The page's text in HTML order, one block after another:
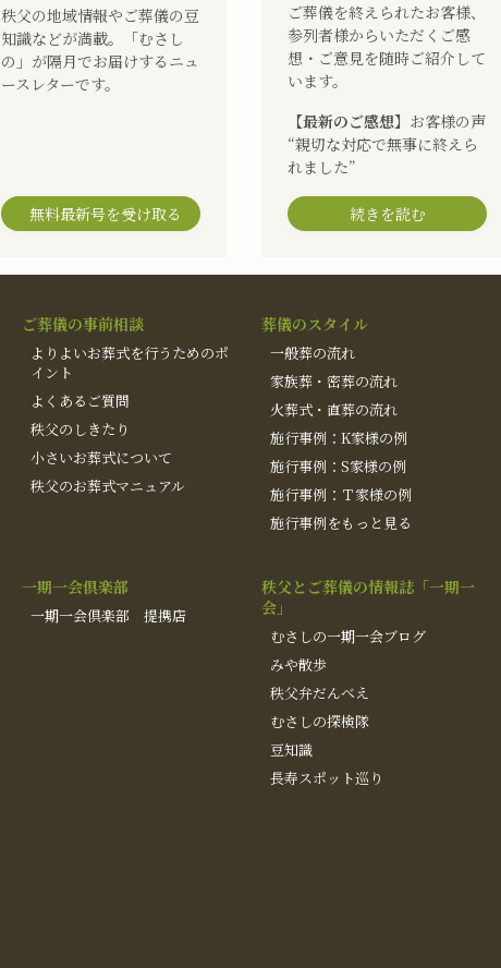
秩父の地域情報やご葬儀の豆
知識などが満載。「むさし
の」が隔月でお届けするニュ
ースレターです。
無料最新号を受け取る
ご葬儀を終えられたお客様、
参列者様からいただくご感
想・ご意見を随時ご紹介して
います。
【最新のご感想】 お客様の声
“親切な対応で無事に終えら
れました”
続きを読む
ご葬儀の事前相談
よりよいお葬式を行うためのポ
イント
よくあるご質問
秩父のしきたり
小さいお葬式について
秩父のお葬式マニュアル
葬儀のスタイル
一般葬の流れ
家族葬・密葬の流れ
火葬式・直葬の流れ
施行事例：K家様の例
施行事例：S家様の例
施行事例：Ｔ家様の例
施行事例をもっと見る
一期一会倶楽部
一期一会倶楽部 提携店
秩父とご葬儀の情報誌「一期一
会」
むさしの一期一会ブログ
みや散歩
秩父弁だんべえ
むさしの探検隊
豆知識
長寿スポット巡り